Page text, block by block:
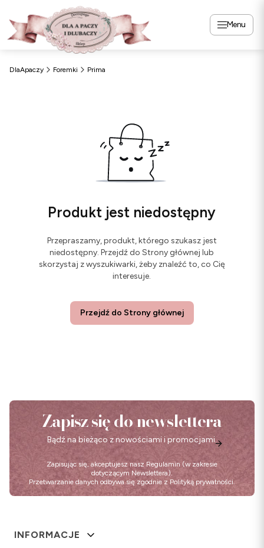
Menu
DlaApaczy Foremki Prima
Produkt jest niedostępny
Przepraszamy, produkt, którego szukasz jest
niedostępny. Przejdź do Strony głównej lub
skorzystaj z wyszukiwarki, żeby znaleźć to, co Cię
interesuje.
Przejdź do Strony głównej
Zapisz się do newslettera
Bądź na bieżąco z nowościami i promocjami.
Zapisując się, akceptujesz nasz Regulamin (w zakresie
dotyczącym Newslettera).
Przetwarzanie danych odbywa się zgodnie z Polityką prywatności.
Linki w stopce
INFORMACJE